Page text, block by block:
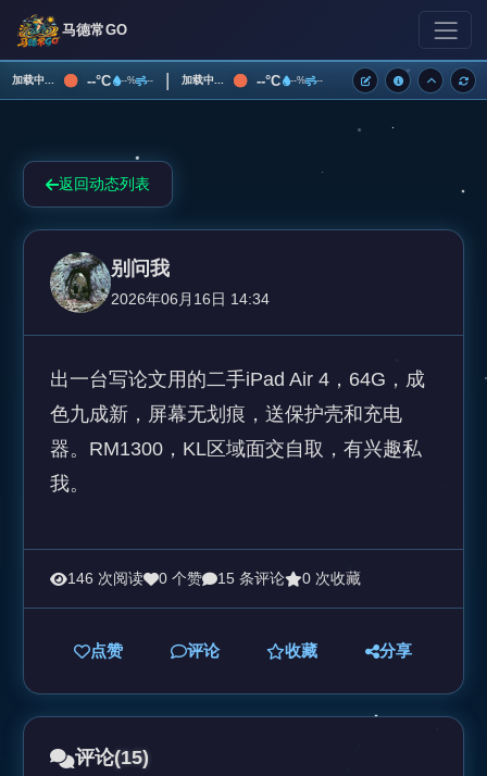
马德常GO
加载中... --°C --% -- | 加载中... --°C --% --
返回动态列表
别问我
2026年06月16日 14:34
出一台写论文用的二手iPad Air 4，64G，成
色九成新，屏幕无划痕，送保护壳和充电
器。RM1300，KL区域面交自取，有兴趣私
我。
146 次阅读 0 个赞 15 条评论 0 次收藏
点赞 评论 收藏 分享
评论(15)